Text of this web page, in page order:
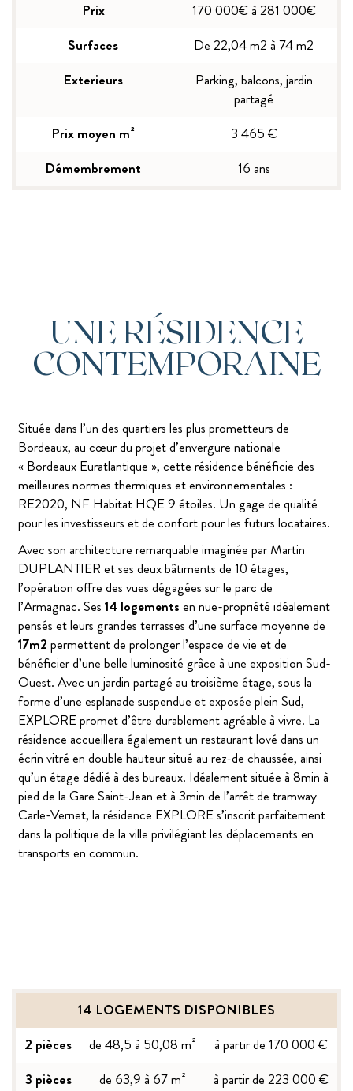
Prix
170 000€ à 281 000€
Surfaces
De 22,04 m2 à 74 m2
Exterieurs
Parking, balcons, jardin
partagé
Prix moyen m²
3 465 €
Démembrement
16 ans
UNE RÉSIDENCE
CONTEMPORAINE
Située dans l’un des quartiers les plus prometteurs de
Bordeaux, au cœur du projet d’envergure nationale
« Bordeaux Euratlantique », cette résidence bénéficie des
meilleures normes thermiques et environnementales :
RE2020, NF Habitat HQE 9 étoiles. Un gage de qualité
pour les investisseurs et de confort pour les futurs locataires.
Avec son architecture remarquable imaginée par Martin
DUPLANTIER et ses deux bâtiments de 10 étages,
l’opération offre des vues dégagées sur le parc de
l’Armagnac. Ses 14 logements en nue-propriété idéalement
pensés et leurs grandes terrasses d’une surface moyenne de
17m2 permettent de prolonger l’espace de vie et de
bénéficier d’une belle luminosité grâce à une exposition Sud-
Ouest. Avec un jardin partagé au troisième étage, sous la
forme d’une esplanade suspendue et exposée plein Sud,
EXPLORE promet d’être durablement agréable à vivre. La
résidence accueillera également un restaurant lové dans un
écrin vitré en double hauteur situé au rez-de chaussée, ainsi
qu’un étage dédié à des bureaux. Idéalement située à 8min à
pied de la Gare Saint-Jean et à 3min de l’arrêt de tramway
Carle-Vernet, la résidence EXPLORE s’inscrit parfaitement
dans la politique de la ville privilégiant les déplacements en
transports en commun.
14 LOGEMENTS DISPONIBLES
2 pièces
de 48,5 à 50,08 m²
à partir de 170 000 €
3 pièces
de 63,9 à 67 m²
à partir de 223 000 €